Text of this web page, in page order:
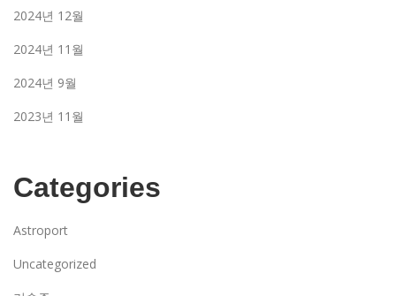
2024년 12월
2024년 11월
2024년 9월
2023년 11월
Categories
Astroport
Uncategorized